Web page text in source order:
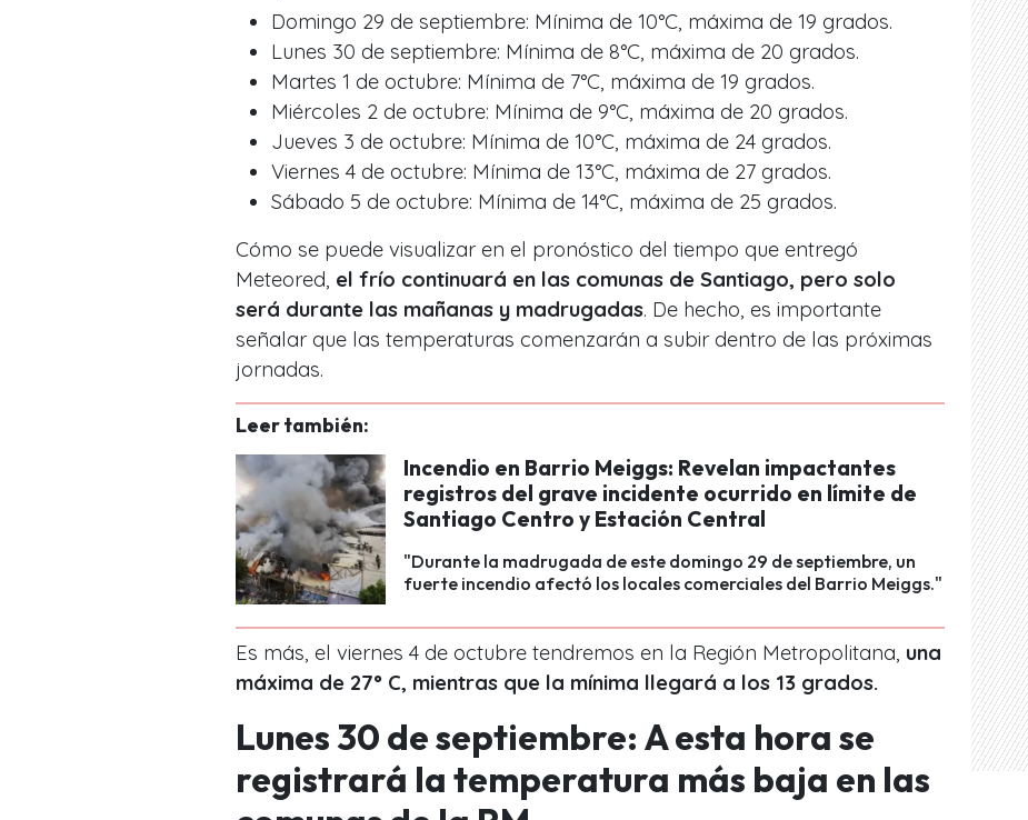
Domingo 29 de septiembre: Mínima de 10°C, máxima de 19 grados.
Lunes 30 de septiembre: Mínima de 8°C, máxima de 20 grados.
Martes 1 de octubre: Mínima de 7°C, máxima de 19 grados.
Miércoles 2 de octubre: Mínima de 9°C, máxima de 20 grados.
Jueves 3 de octubre: Mínima de 10°C, máxima de 24 grados.
Viernes 4 de octubre: Mínima de 13°C, máxima de 27 grados.
Sábado 5 de octubre: Mínima de 14°C, máxima de 25 grados.
Cómo se puede visualizar en el pronóstico del tiempo que entregó
Meteored, el frío continuará en las comunas de Santiago, pero solo
será durante las mañanas y madrugadas. De hecho, es importante
señalar que las temperaturas comenzarán a subir dentro de las próximas
jornadas.
Leer también:
Incendio en Barrio Meiggs: Revelan impactantes
registros del grave incidente ocurrido en límite de
Santiago Centro y Estación Central
"Durante la madrugada de este domingo 29 de septiembre, un
fuerte incendio afectó los locales comerciales del Barrio Meiggs."
Es más, el viernes 4 de octubre tendremos en la Región Metropolitana, una
máxima de 27° C, mientras que la mínima llegará a los 13 grados.
Lunes 30 de septiembre: A esta hora se
registrará la temperatura más baja en las